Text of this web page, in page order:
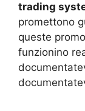
trading
promettono
queste
funzionino